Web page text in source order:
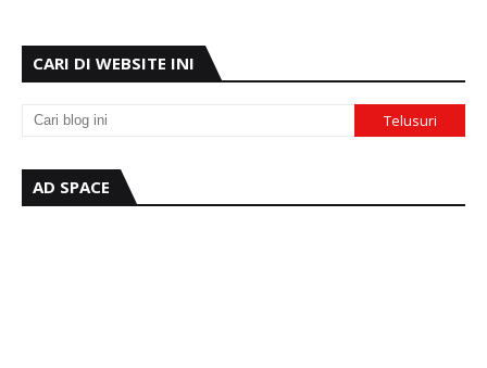
CARI DI WEBSITE INI
AD SPACE